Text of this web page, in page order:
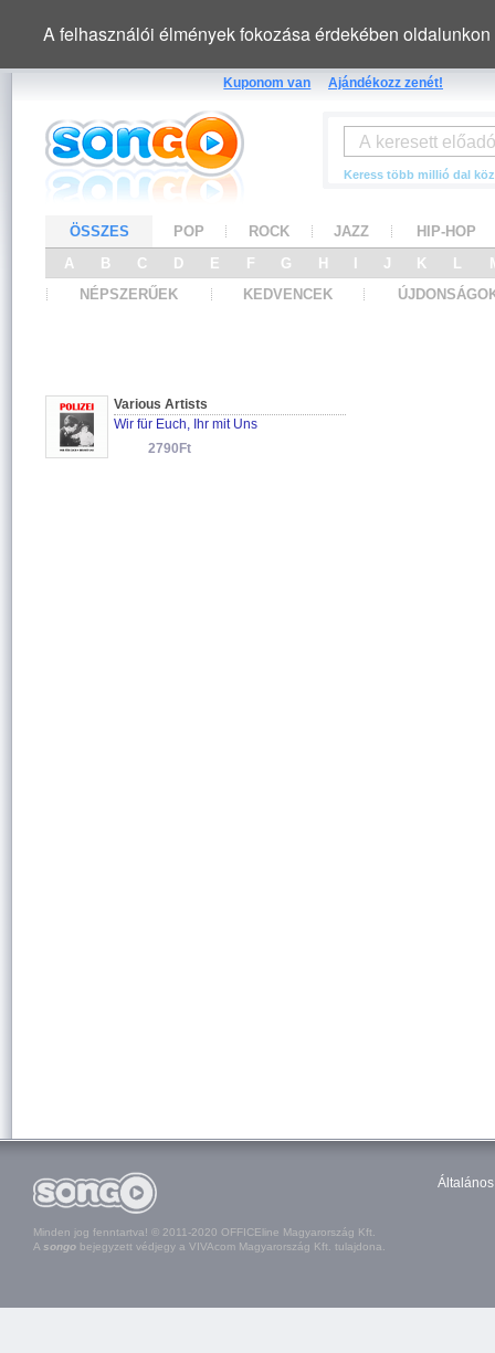
A felhasználói élmények fokozása érdekében
Kuponom van Ajándékozz zenét!
Keress több millió dal
ÖSSZES POP ROCK JAZZ
HIP-HOP
A
B C D E F G H J K L
NÉPSZERŰEK
KEDVENCEK
Various Artists
Wir für Euch, Ihr mit Uns
2790Ft
Minden jog fenntartva! © 2011-2020 OFFICEline Magyarország Kft.
A songo bejegyzett védjegy a VIVAcom Magyarország Kft. tulajdona.